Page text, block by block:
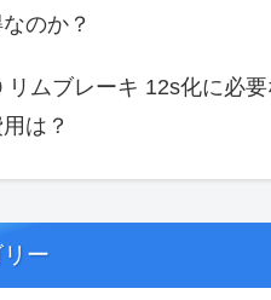
のか？
リムブレーキ 12s化に必
は？
ー